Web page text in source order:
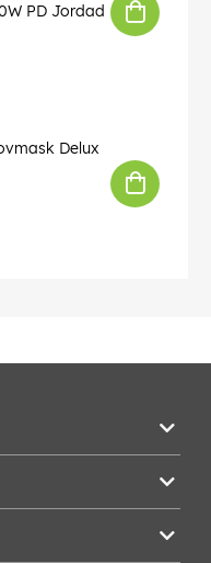
PD Jordad
Delux